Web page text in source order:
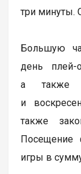
три минуты.
Большую
день плей-
а также
и
также
Посещение
игры в